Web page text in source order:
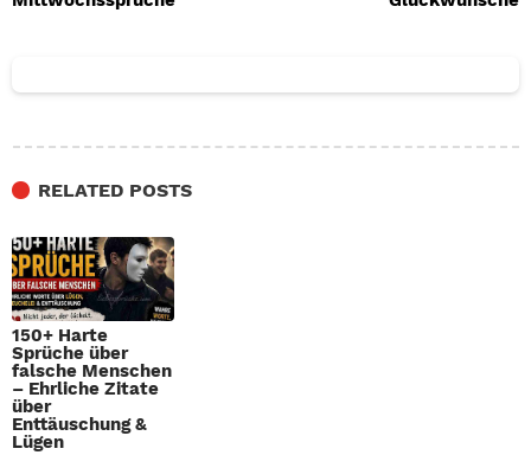
RELATED POSTS
150+ Harte
Sprüche über
falsche Menschen
– Ehrliche Zitate
über
Enttäuschung &
Lügen